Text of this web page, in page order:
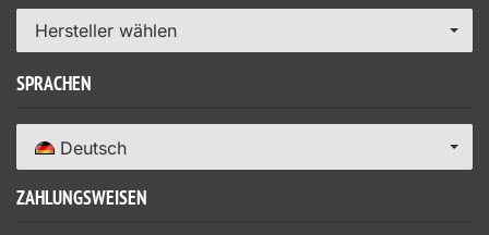
Hersteller wählen
SPRACHEN
Deutsch
ZAHLUNGSWEISEN